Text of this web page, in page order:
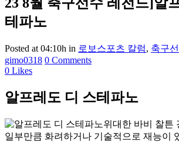
23 8월 축구선수 레전드]알
테파노
Posted at 04:10h in 로보스포츠 칼럼, 축구
gimo0318 0 Comments
0 Likes
알프레도 디 스테파노
위대한 바비 찰튼
일부만큼 화려하거나 기술적으로 재능이